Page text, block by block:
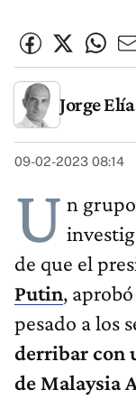
Jorge
09-02-2023 08:14
U n
de que el
Putin,
pesado a los
derribar con
de Malaysia